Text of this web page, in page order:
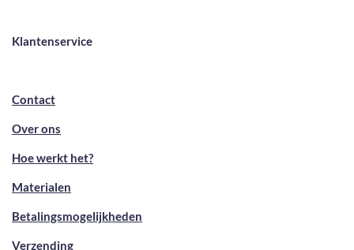
Klantenservice
Contact
Over ons
Hoe werkt het?
Materialen
Betalingsmogelijkheden
Verzending